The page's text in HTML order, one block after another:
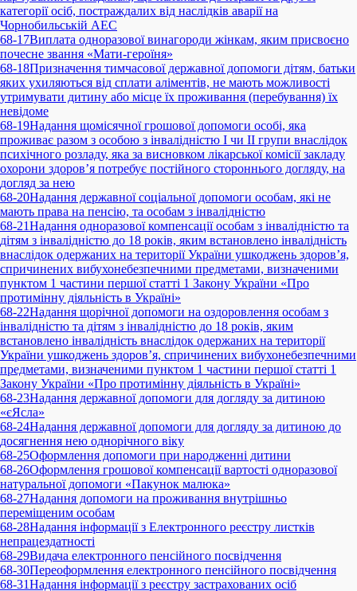
категорії осіб, постраждалих від наслідків аварії на
Чорнобильській АЕС
68-17Виплата одноразової винагороди жінкам, яким присвоєно
почесне звання «Мати-героїня»
68-18Призначення тимчасової державної допомоги дітям, батьки
яких ухиляються від сплати аліментів, не мають можливості
утримувати дитину або місце їх проживання (перебування) їх
невідоме
68-19Надання щомісячної грошової допомоги особі, яка
проживає разом з особою з інвалідністю I чи II групи внаслідок
психічного розладу, яка за висновком лікарської комісії закладу
охорони здоров’я потребує постійного стороннього догляду, на
догляд за нею
68-20Надання державної соціальної допомоги особам, які не
мають права на пенсію, та особам з інвалідністю
68-21Надання одноразової компенсації особам з інвалідністю та
дітям з інвалідністю до 18 років, яким встановлено інвалідність
внаслідок одержаних на території України ушкоджень здоров’я,
спричинених вибухонебезпечними предметами, визначеними
пунктом 1 частини першої статті 1 Закону України «Про
протимінну діяльність в Україні»
68-22Надання щорічної допомоги на оздоровлення особам з
інвалідністю та дітям з інвалідністю до 18 років, яким
встановлено інвалідність внаслідок одержаних на території
України ушкоджень здоров’я, спричинених вибухонебезпечними
предметами, визначеними пунктом 1 частини першої статті 1
Закону України «Про протимінну діяльність в Україні»
68-23Надання державної допомоги для догляду за дитиною
«єЯсла»
68-24Надання державної допомоги для догляду за дитиною до
досягнення нею однорічного віку
68-25Оформлення допомоги при народженні дитини
68-26Оформлення грошової компенсації вартості одноразової
натуральної допомоги «Пакунок малюка»
68-27Надання допомоги на проживання внутрішньо
переміщеним особам
68-28Надання інформації з Електронного реєстру листків
непрацездатності
68-29Видача електронного пенсійного посвідчення
68-30Переоформлення електронного пенсійного посвідчення
68-31Надання інформації з реєстру застрахованих осіб